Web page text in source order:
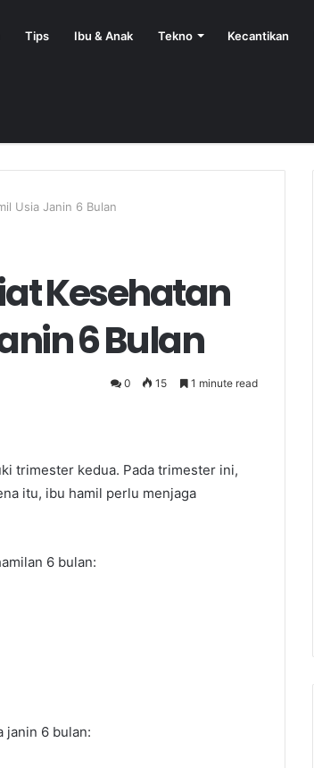
Tips Ibu & Anak Tekno Kecantikan
Usia Janin 6 Bulan
Kesehatan
6 Bulan
0 15 1 minute read
trimester kedua. Pada trimester ini,
itu, ibu hamil perlu menjaga
6 bulan:
janin 6 bulan: